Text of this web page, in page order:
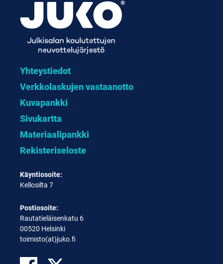
Yhteystiedot
Verkkolaskujen vastaanotto
Kuvapankki
Sivukartta
Materiaalipankki
Rekisteriseloste
Käyntiosoite:
Kellosilta 7
Postiosoite:
Rautatieläisenkatu 6
00520 Helsinki
toimisto(at)juko.fi